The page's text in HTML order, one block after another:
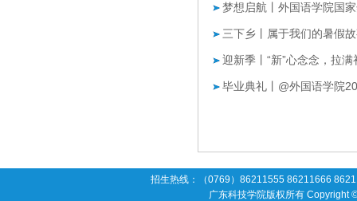
梦想启航丨外国语学院国
三下乡丨属于我们的暑假
迎新季丨“新”心念念，拉
毕业典礼丨@外国语学院
招生热线：（0769）86211555 86211666
广东科技学院版权所有 Copyright